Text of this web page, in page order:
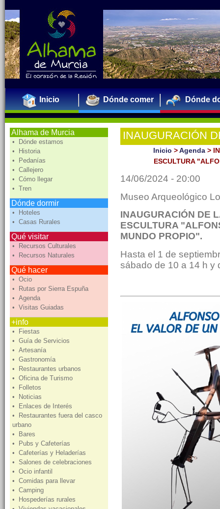
Inicio Dónde comer Dónde
Alhama de Murcia
• Dónde estamos
• Historia
• Pedanías
• Callejero
• Cómo llegar
• Tren
Dónde dormir
• Hoteles
• Casas Rurales
Qué visitar
• Recursos Culturales
• Recursos Naturales
Qué hacer
• Ocio
• Rutas por Sierra Espuña
• Agenda
• Visitas Guiadas
+info
• Fiestas
• Guía de Servicios
• Artesanía
• Gastronomía
• Restaurantes urbanos
• Oficina de Turismo
• Folletos
• Noticias
• Enlaces de Interés
• Restaurantes fuera del casco
urbano
• Bares
• Pubs y Cafeterías
• Cafeterías y Heladerías
• Salones de celebraciones
• Ocio infantil
• Comidas para llevar
• Camping
• Hospederías rurales
INAUGURACIÓN
Y ESCULTURA
UN MUNDO
Inicio >Agenda >
ESCULTURA
14/06/2024 - 20:00
Museo Arqueológico
INAUGURACIÓN DE
ESCULTURA
MUNDO PROPIO".
Hasta el 1 de
sábado de 10 a 14 h y